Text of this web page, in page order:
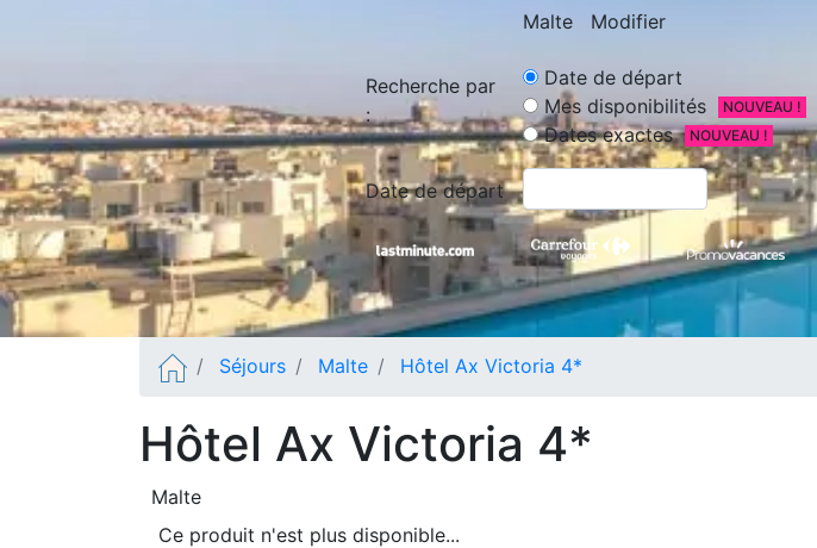
Malte Modifier
Recherche par
:
Date de départ
Mes disponibilités
NOUVEAU !
Dates exactes NOUVEAU !
Date de départ
Séjours Malte Hôtel Ax Victoria 4*
Hôtel Ax Victoria 4*
Malte
Ce produit n'est plus disponible...